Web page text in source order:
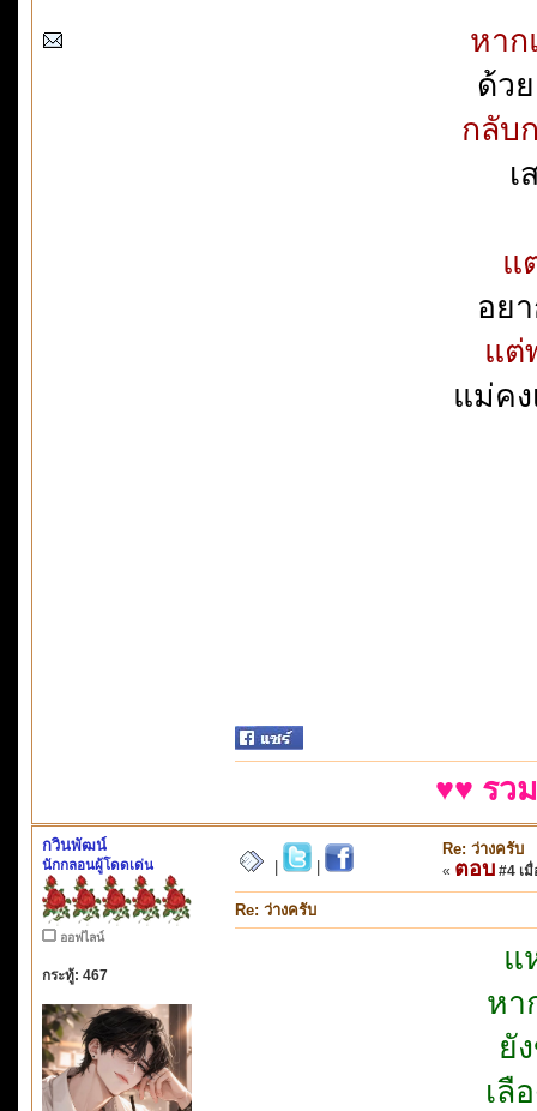
หาก
ด้ว
กลับ
แ
อย
แต่
แม่คง
♥♥ รว
กวินพัฒน์
นักกลอนผู้โดดเด่น
ออฟไลน์
กระทู้: 467
Re: ว่างครับ
« ตอบ #4 เมื่
Re: ว่างครับ
แ
หา
ยั
เลื